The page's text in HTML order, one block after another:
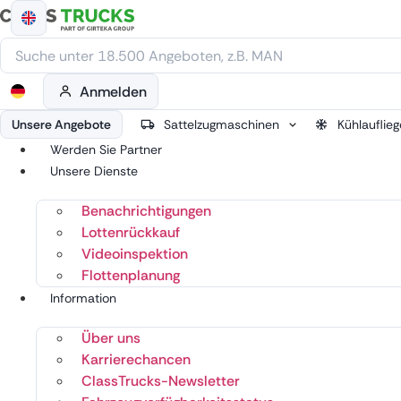
Zum
Inhalt
springen
Anmelden
Unsere Angebote Sattelzugmaschinen
Werden Sie Partner
Unsere Dienste
Benachrichtigungen
Lottenrückkauf
Videoinspektion
Flottenplanung
Information
Über uns
Karrierechancen
ClassTrucks-Newsletter